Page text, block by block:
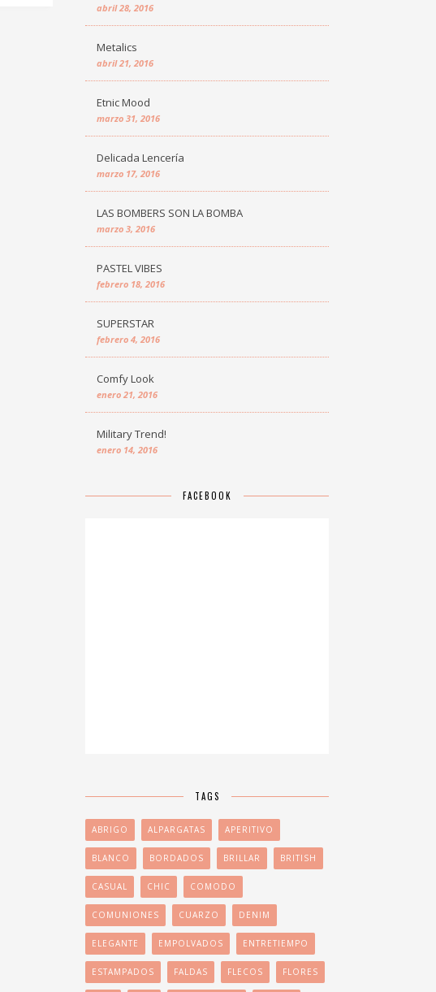
abril 28, 2016
Metalics
abril 21, 2016
Etnic Mood
marzo 31, 2016
Delicada Lencería
marzo 17, 2016
LAS BOMBERS SON LA BOMBA
marzo 3, 2016
PASTEL VIBES
febrero 18, 2016
SUPERSTAR
febrero 4, 2016
Comfy Look
enero 21, 2016
Military Trend!
enero 14, 2016
FACEBOOK
TAGS
ABRIGO ALPARGATAS APERITIVO
BLANCO BORDADOS BRILLAR BRITISH
CASUAL CHIC COMODO
COMUNIONES CUARZO DENIM
ELEGANTE EMPOLVADOS ENTRETIEMPO
ESTAMPADOS FALDAS FLECOS FLORES